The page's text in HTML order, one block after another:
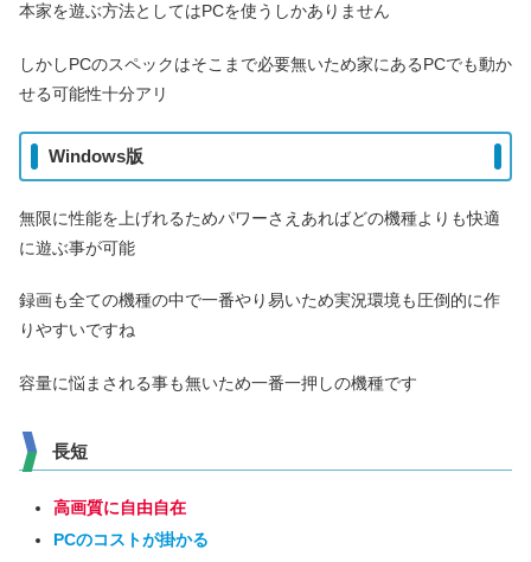
本家を遊ぶ方法としてはPCを使うしかありません
しかしPCのスペックはそこまで必要無いため家にあるPCでも動か
せる可能性十分アリ
Windows版
無限に性能を上げれるためパワーさえあればどの機種よりも快適
に遊ぶ事が可能
録画も全ての機種の中で一番やり易いため実況環境も圧倒的に作
りやすいですね
容量に悩まされる事も無いため一番一押しの機種です
長短
高画質に自由自在
PCのコストが掛かる